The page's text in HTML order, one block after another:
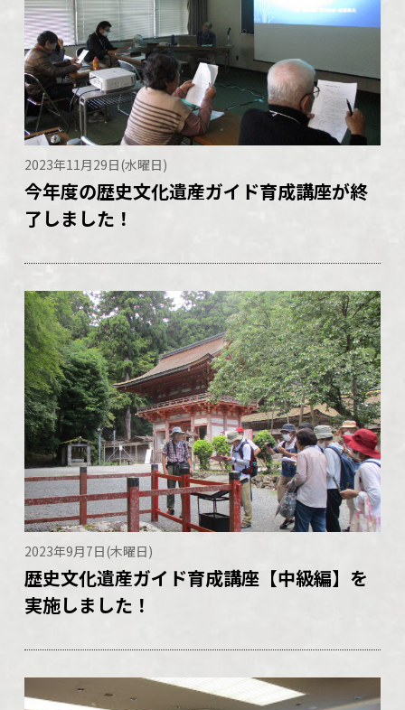
2023年11月29日(水曜日)
今年度の歴史文化遺産ガイド育成講座が終
了しました！
2023年9月7日(木曜日)
歴史文化遺産ガイド育成講座【中級編】を
実施しました！